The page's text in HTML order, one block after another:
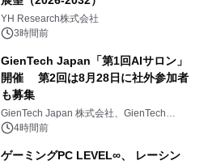
YH Research株式会社
3時間前
GienTech Japan「第1回AIサロン」
開催 第2回は8月28日に社外参加者
も募集
GienTech Japan 株式会社、GienTech
Consulting Japan 株式会社
4時間前
ゲーミングPC LEVEL∞、 レーシン